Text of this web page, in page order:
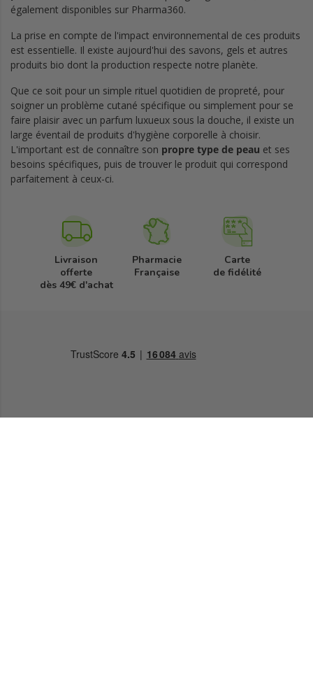
également disponibles sur Pharma360.
La prise en compte de l'impact environnemental de ces produits
est essentielle. Il existe aujourd'hui des savons, gels et autres
produits bio dont la production respecte notre planète.
Que ce soit pour un simple rituel quotidien de propreté, pour
soigner un problème cutané spécifique ou simplement pour se
faire plaisir avec un parfum luxueux sous la douche, il existe un
large éventail de produits d'hygiène corporelle à choisir.
L'important est de connaître son propre type de peau et ses
besoins spécifiques, puis de trouver le produit qui correspond
parfaitement à ceux-ci.
Livraison
offerte
dès 49€ d'achat
Pharmacie
Française
Carte
de fidélité